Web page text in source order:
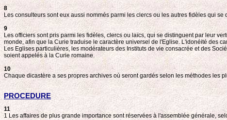
8
Les consulteurs sont eux aussi nommés parmi les clercs ou les autres fidèles qui
9
Les officiers sont pris parmi les fidèles, clercs ou laïcs, qui se distinguent par leur
monde, afin que la Curie traduise le caractère universel de l'Eglise. L'idonéité des
Les Eglises particulières, les modérateurs des Instituts de vie consacrée et des
soient appelés à la Curie romaine.
10
Chaque dicastère a ses propres archives où seront gardés selon les méthodes les
PROCEDURE
11
1 Les affaires de plus grande importance sont réservées à l'assemblée générale,